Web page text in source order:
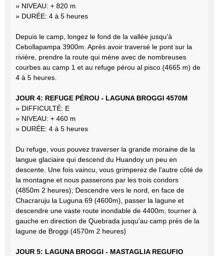
» NIVEAU: + 820 m
» DURÉE: 4 à 5 heures
Depuis le camp, longez le fond de la vallée jusqu'à
Cebollapampa 3900m. Après avoir traversé le pont sur la
rivière, prendre la route qui mène avec de nombreuses
courbes au camp 1 et au refuge pérou al pisco (4665 m) de
4 à 5 heures.
JOUR 4: REFUGE PÉROU - LAGUNA BROGGI 4570M
» DIFFICULTÉ: E
» NIVEAU: + 460 m
» DURÉE: 4 à 5 heures
Du refuge, vous pouvez traverser la grande moraine de la
langue glaciaire qui descend du Huandoy un peu en
descente. Une fois vaincu, vous grimperez de l'autre côté de
la montagne et nous passerons par les trois condors
(4850m 2 heures); Descendre vers le nord, en face de
Chacraruju la Luguna 69 (4600m), passer la lagune et
descendre une vaste route inondable de 4400m, tourner à
gauche en direction de Quebrada jusqu'au camp près de la
lagune de Broggi (4570m 2 heures)
JOUR 5: LAGUNA BROGGI - MASTAGLIA REGUFIO